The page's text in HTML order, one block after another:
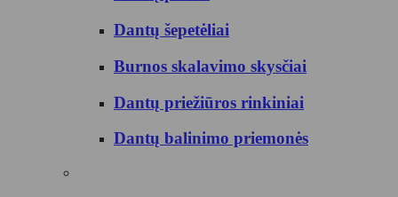
Dantų šepetėliai
Burnos skalavimo skysčiai
Dantų priežiūros rinkiniai
Dantų balinimo priemonės